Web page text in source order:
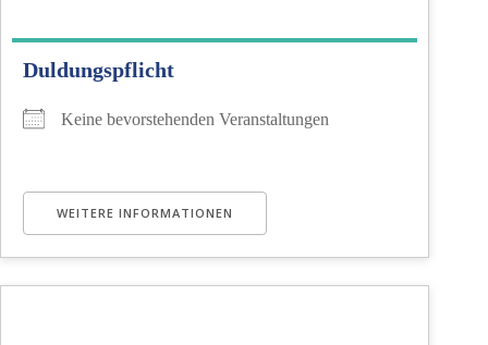
Duldungspflicht
Keine bevorstehenden Veranstaltungen
WEITERE INFORMATIONEN